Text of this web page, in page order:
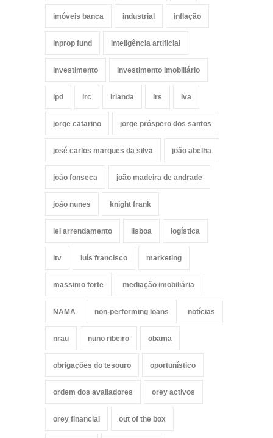
imóveis banca industrial inflação
inprop fund inteligência artificial
investimento investimento imobiliário
ipd irc irlanda irs iva
jorge catarino jorge próspero dos santos
josé carlos marques da silva joão abelha
joão fonseca joão madeira de andrade
joão nunes knight frank
lei arrendamento lisboa logística
ltv luís francisco marketing
massimo forte mediação imobiliária
NAMA non-performing loans notícias
nrau nuno ribeiro obama
obrigações do tesouro oportunístico
ordem dos avaliadores orey activos
orey financial out of the box